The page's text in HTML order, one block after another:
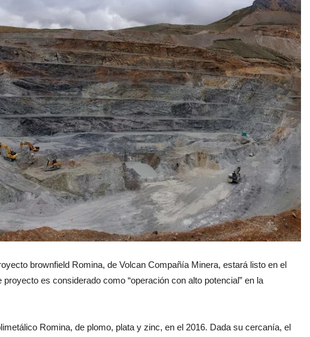
brownfield Romina, de Volcan Compañía Minera, estará listo en el
es considerado como “operación con alto potencial” en la
Romina, de plomo, plata y zinc, en el 2016. Dada su cercanía, el